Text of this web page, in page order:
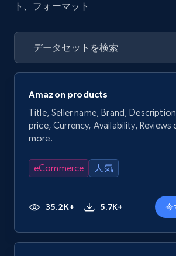
ト、フォーマット
Amazon products
Title, Seller name, Brand,
price, Currency, Availability, Reviews
more.
eCommerce 人気
35.2K+ 5.7K+ 今